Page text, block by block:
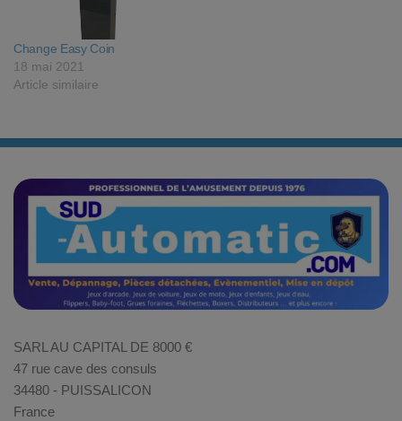
Change Easy Coin
18 mai 2021
Article similaire
SARL AU CAPITAL DE 8000 €
47 rue cave des consuls
34480 - PUISSALICON
France